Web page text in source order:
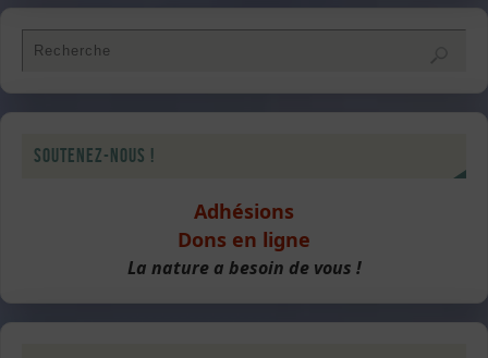
Soutenez-nous !
Adhésions
Dons en ligne
La nature a besoin de vous !